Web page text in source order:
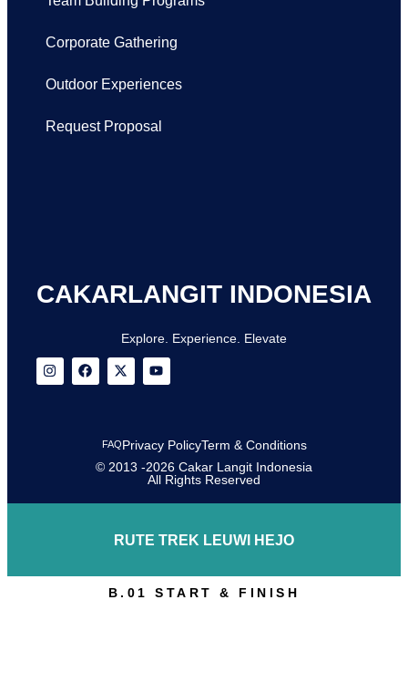
CAKARLANGIT INDONESIA
Explore. Experience. Elevate
Corporate Gathering
Outdoor Experiences
Request Proposal
FAQPrivacy PolicyTerm & Conditions
© 2013 -2026 Cakar Langit Indonesia
All Rights Reserved
RUTE TREK LEUWI HEJO
B.01 START & FINISH